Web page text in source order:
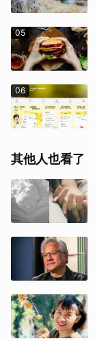
05
06
其他人也看了